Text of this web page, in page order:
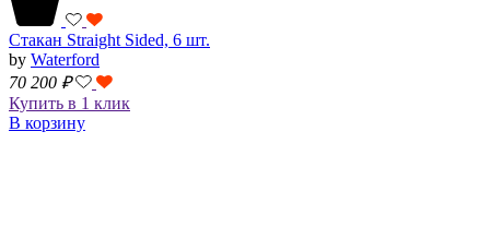
Стакан Straight Sided, 6 шт.
by Waterford
70 200 ₽
Купить в 1 клик
В корзину